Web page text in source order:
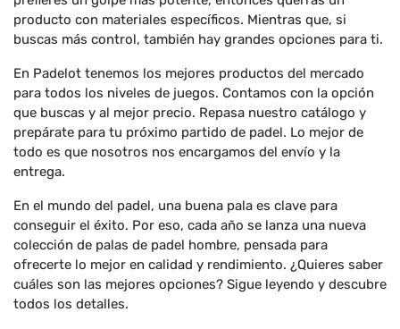
producto con materiales específicos. Mientras que, si
buscas más control, también hay grandes opciones para ti.
En Padelot tenemos los mejores productos del mercado
para todos los niveles de juegos. Contamos con la opción
que buscas y al mejor precio. Repasa nuestro catálogo y
prepárate para tu próximo partido de padel. Lo mejor de
todo es que nosotros nos encargamos del envío y la
entrega.
En el mundo del padel, una buena pala es clave para
conseguir el éxito. Por eso, cada año se lanza una nueva
colección de palas de padel hombre, pensada para
ofrecerte lo mejor en calidad y rendimiento. ¿Quieres saber
cuáles son las mejores opciones? Sigue leyendo y descubre
todos los detalles.